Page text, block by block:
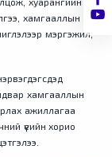
хамгааллын
мэргэжил,
хамгааллын
ажиллагаа
үеийн хорио